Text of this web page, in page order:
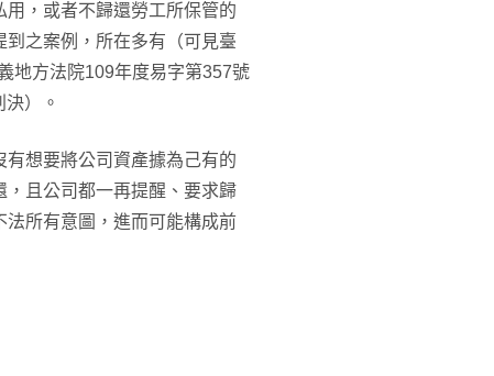
，或者不歸還勞工所保管的
之案例，所在多有（可見臺
地方法院109年度易字第357號
）。
想要將公司資產據為己有的
且公司都一再提醒、要求歸
所有意圖，進而可能構成前